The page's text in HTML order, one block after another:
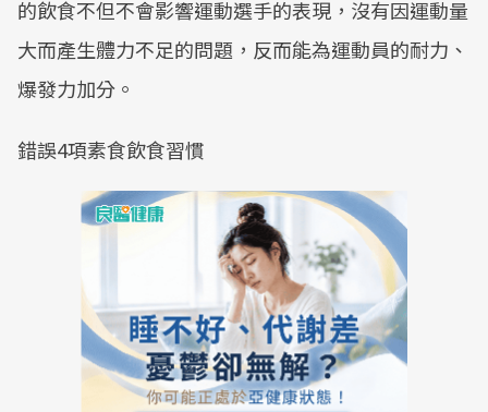
的飲食不但不會影響運動選手的表現，沒有因運動量
大而產生體力不足的問題，反而能為運動員的耐力、
爆發力加分。
錯誤4項素食飲食習慣